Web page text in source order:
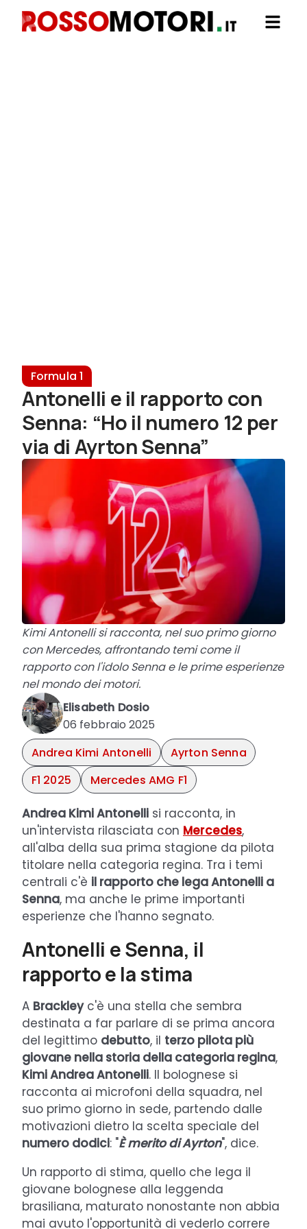
Formula 1
Antonelli e il rapporto con
Senna: “Ho il numero 12 per
via di Ayrton Senna”
Kimi Antonelli si racconta, nel suo primo giorno
con Mercedes, affrontando temi come il
rapporto con l'idolo Senna e le prime esperienze
nel mondo dei motori.
Elisabeth Dosio
06 febbraio 2025
Andrea Kimi Antonelli
Ayrton Senna
F1 2025
Mercedes AMG F1
Andrea Kimi Antonelli si racconta, in
un'intervista rilasciata con Mercedes,
all'alba della sua prima stagione da pilota
titolare nella categoria regina. Tra i temi
centrali c'è il rapporto che lega Antonelli a
Senna, ma anche le prime importanti
esperienze che l'hanno segnato.
Antonelli e Senna, il
rapporto e la stima
A Brackleyc'è una stella che sembra
destinata a far parlare di se prima ancora
del legittimo debutto, il terzo pilota più
giovane nella storia della categoria regina,
Kimi Andrea Antonelli. Il bolognese si
racconta ai microfoni della squadra, nel
suo primo giorno in sede, partendo dalle
motivazioni dietro la scelta speciale del
numero dodici: "È merito di Ayrton", dice.
Un rapporto di stima, quello che lega il
giovane bolognese alla leggenda
brasiliana, maturato nonostante non abbia
mai avuto l'opportunità di vederlo correre